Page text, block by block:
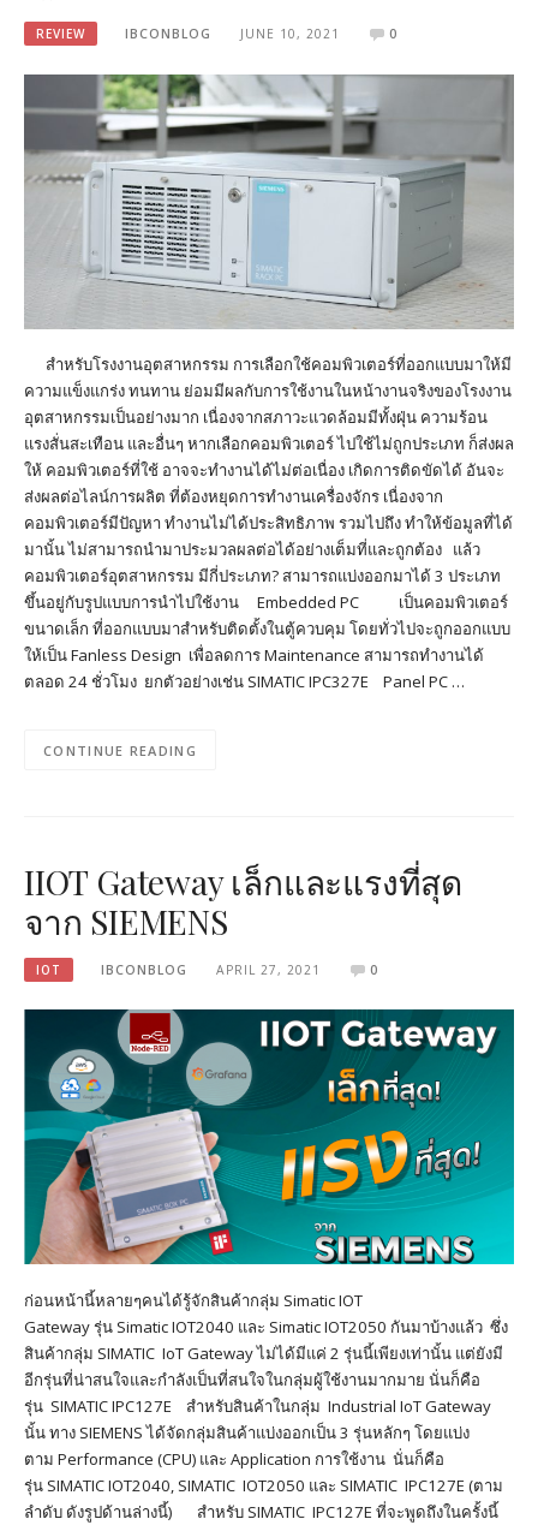
REVIEW IBCONBLOG JUNE 10, 2021 0
สำหรับโรงงานอุตสาหกรรม การเลือกใช้คอมพิวเตอร์ที่ออกแบบมาให้มี
ความแข็งแกร่ง ทนทาน ย่อมมีผลกับการใช้งานในหน้างานจริงของโรงงาน
อุตสาหกรรมเป็นอย่างมาก เนื่องจากสภาวะแวดล้อมมีทั้งฝุ่น ความร้อน
แรงสั่นสะเทือน และอื่นๆ หากเลือกคอมพิวเตอร์ ไปใช้ไม่ถูกประเภท ก็ส่งผล
ให้ คอมพิวเตอร์ที่ใช้ อาจจะทำงานได้ไม่ต่อเนื่อง เกิดการติดขัดได้ อันจะ
ส่งผลต่อไลน์การผลิต ที่ต้องหยุดการทำงานเครื่องจักร เนื่องจาก
คอมพิวเตอร์มีปัญหา ทำงานไม่ได้ประสิทธิภาพ รวมไปถึง ทำให้ข้อมูลที่ได้
มานั้น ไม่สามารถนำมาประมวลผลต่อได้อย่างเต็มที่และถูกต้อง แล้ว
คอมพิวเตอร์อุตสาหกรรม มีกี่ประเภท? สามารถแบ่งออกมาได้ 3 ประเภท
ขึ้นอยู่กับรูปแบบการนำไปใช้งาน Embedded PC เป็นคอมพิวเตอร์
ขนาดเล็ก ที่ออกแบบมาสำหรับติดตั้งในตู้ควบคุม โดยทั่วไปจะถูกออกแบบ
ให้เป็น Fanless Design เพื่อลดการ Maintenance สามารถทำงานได้
ตลอด 24 ชั่วโมง ยกตัวอย่างเช่น SIMATIC IPC327E Panel PC …
CONTINUE READING
IIOT Gateway เล็กและแรงที่สุด
จาก SIEMENS
IOT IBCONBLOG APRIL 27, 2021 0
ก่อนหน้านี้หลายๆคนได้รู้จักสินค้ากลุ่ม Simatic IOT
Gateway รุ่น Simatic IOT2040 และ Simatic IOT2050 กันมาบ้างแล้ว ซึ่ง
สินค้ากลุ่ม SIMATIC IoT Gateway ไม่ได้มีแค่ 2 รุ่นนี้เพียงเท่านั้น แต่ยังมี
อีกรุ่นที่น่าสนใจและกำลังเป็นที่สนใจในกลุ่มผู้ใช้งานมากมาย นั่นก็คือ
รุ่น SIMATIC IPC127E สำหรับสินค้าในกลุ่ม Industrial IoT Gateway
นั้น ทาง SIEMENS ได้จัดกลุ่มสินค้าแบ่งออกเป็น 3 รุ่นหลักๆ โดยแบ่ง
ตาม Performance (CPU) และ Application การใช้งาน นั่นก็คือ
รุ่น SIMATIC IOT2040, SIMATIC IOT2050 และ SIMATIC IPC127E (ตาม
ลำดับ ดังรูปด้านล่างนี้) สำหรับ SIMATIC IPC127E ที่จะพูดถึงในครั้งนี้